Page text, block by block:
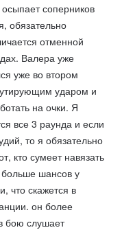
соперников
обязательно
отменной
Валера уже
уже во втором
ударом и
на очки. Я
все 3 раунда и если
то я обязательно
кто сумеет навязать
больше шансов у
что скажется в
он более
бою слушает